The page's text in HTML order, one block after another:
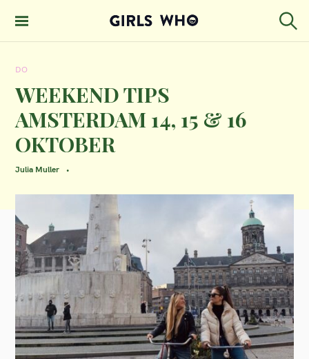
GIRLS WHO
DO
WEEKEND TIPS
AMSTERDAM 14, 15 & 16
OKTOBER
Julia Muller